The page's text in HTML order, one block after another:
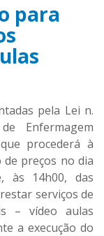
para
pela Lei n.
Enfermagem
procederá à
preços no dia
às 14h00, das
serviços de
– vídeo aulas
a execução do